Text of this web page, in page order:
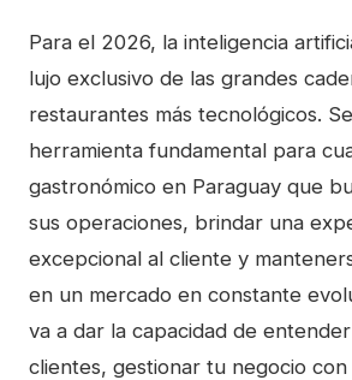
Para el 2026, la inteligencia
lujo exclusivo de las grandes
restaurantes más tecnológicos.
herramienta fundamental para
gastronómico en Paraguay que
sus operaciones, brindar una
excepcional al cliente y
en un mercado en constante
va a dar la capacidad de
clientes, gestionar tu negocio